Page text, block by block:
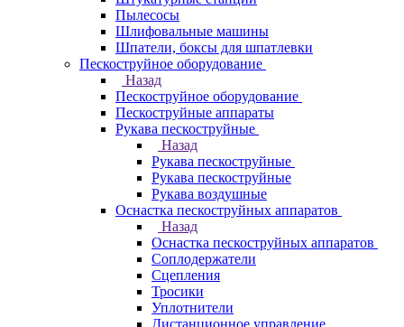
Пылесосы
Шлифовальные машины
Шпатели, боксы для шпатлевки
Пескоструйное оборудование
Назад
Пескоструйное оборудование
Пескоструйные аппараты
Рукава пескоструйные
Назад
Рукава пескоструйные
Рукава пескоструйные
Рукава воздушные
Оснастка пескоструйных аппаратов
Назад
Оснастка пескоструйных аппаратов
Соплодержатели
Сцепления
Тросики
Уплотнители
Дистанционное управление